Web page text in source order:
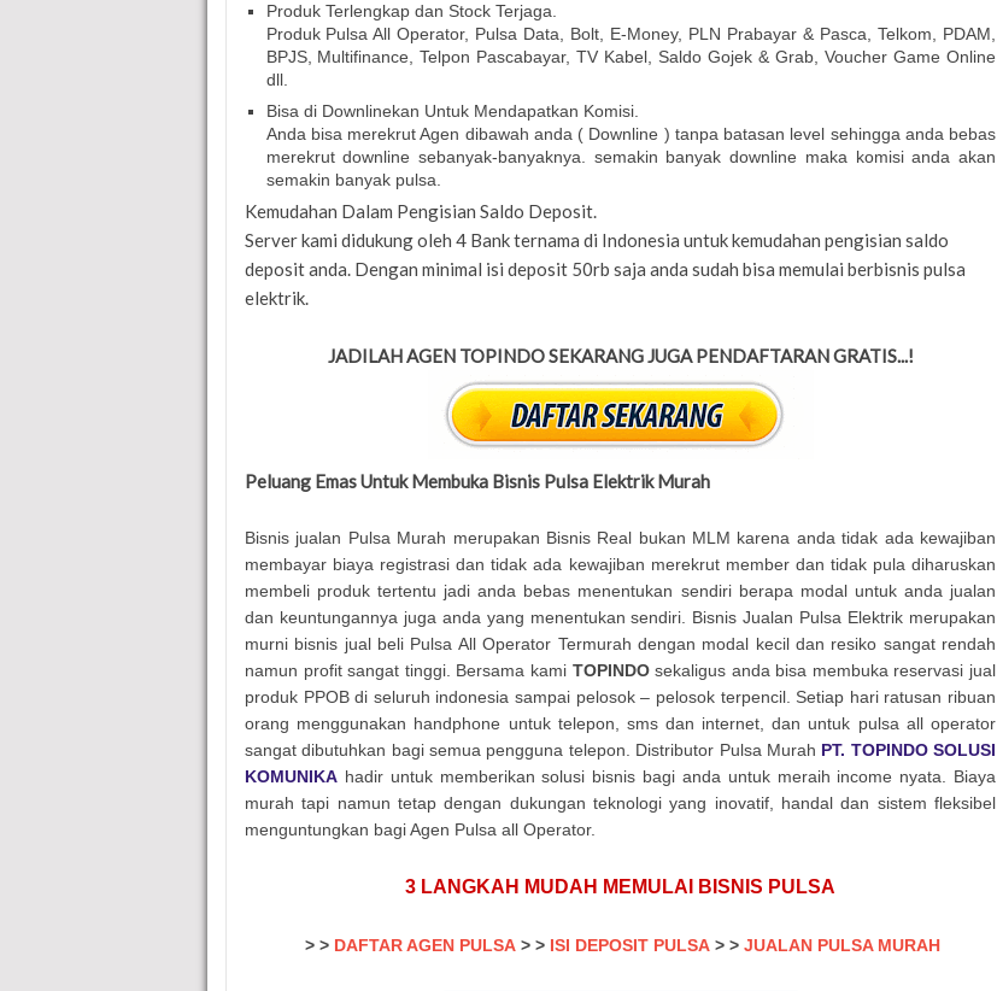
Produk Terlengkap dan Stock Terjaga.
Produk Pulsa All Operator, Pulsa Data, Bolt, E-Money, PLN Prabayar & Pasca, Telkom, PDAM,
BPJS, Multifinance, Telpon Pascabayar, TV Kabel, Saldo Gojek & Grab, Voucher Game Online
dll.
Bisa di Downlinekan Untuk Mendapatkan Komisi.
Anda bisa merekrut Agen dibawah anda ( Downline ) tanpa batasan level sehingga anda bebas
merekrut downline sebanyak-banyaknya. semakin banyak downline maka komisi anda akan
semakin banyak pulsa.
Kemudahan Dalam Pengisian Saldo Deposit.
Server kami didukung oleh 4 Bank ternama di Indonesia untuk kemudahan pengisian saldo
deposit anda. Dengan minimal isi deposit 50rb saja anda sudah bisa memulai berbisnis pulsa
elektrik.
JADILAH AGEN TOPINDO SEKARANG JUGA PENDAFTARAN GRATIS...!
Peluang Emas Untuk Membuka Bisnis Pulsa Elektrik Murah
Bisnis jualan Pulsa Murah merupakan Bisnis Real bukan MLM karena anda tidak ada kewajiban
membayar biaya registrasi dan tidak ada kewajiban merekrut member dan tidak pula diharuskan
membeli produk tertentu jadi anda bebas menentukan sendiri berapa modal untuk anda jualan
dan keuntungannya juga anda yang menentukan sendiri. Bisnis Jualan Pulsa Elektrik merupakan
murni bisnis jual beli Pulsa All Operator Termurah dengan modal kecil dan resiko sangat rendah
namun profit sangat tinggi. Bersama kami TOPINDOsekaligus anda bisa membuka reservasi jual
produk PPOB di seluruh indonesia sampai pelosok – pelosok terpencil. Setiap hari ratusan ribuan
orang menggunakan handphone untuk telepon, sms dan internet, dan untuk pulsa all operator
sangat dibutuhkan bagi semua pengguna telepon. Distributor Pulsa Murah PT. TOPINDO SOLUSI
KOMUNIKA hadir untuk memberikan solusi bisnis bagi anda untuk meraih income nyata. Biaya
murah tapi namun tetap dengan dukungan teknologi yang inovatif, handal dan sistem fleksibel
menguntungkan bagi Agen Pulsa all Operator.
3 LANGKAH MUDAH MEMULAI BISNIS PULSA
> > DAFTAR AGEN PULSA > > ISI DEPOSIT PULSA > > JUALAN PULSA MURAH